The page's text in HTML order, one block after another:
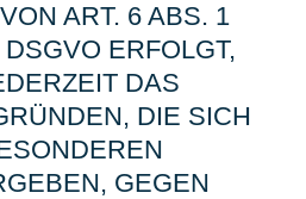
ART. 6 ABS. 1
ERFOLGT,
DAS
DIE SICH
GEGEN